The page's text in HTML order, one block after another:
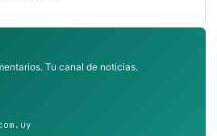
Tu canal de noticias.